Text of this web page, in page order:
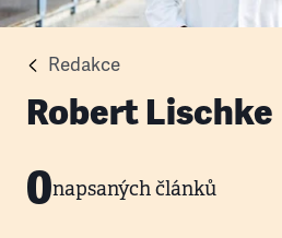
Redakce
Robert Lischke
0napsaných článků